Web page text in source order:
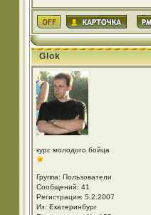
Glok
курс молодого бойца
Группа: Пользователи
Сообщений: 41
Регистрация: 5.2.2007
Из: Екатеринбург